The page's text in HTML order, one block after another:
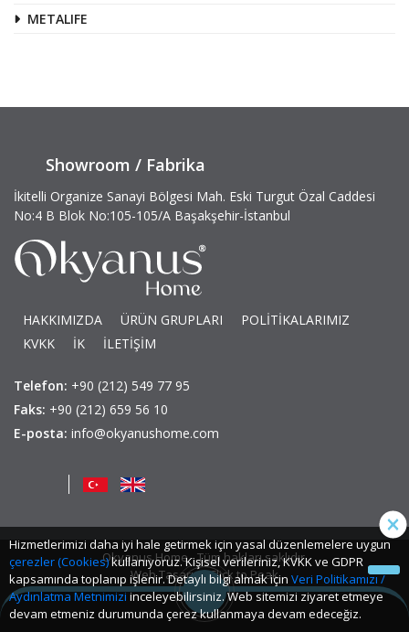
METALIFE
Showroom / Fabrika
İkitelli Organize Sanayi Bölgesi Mah. Eski Turgut Özal Caddesi
No:4 B Blok No:105-105/A Başakşehir-İstanbul
HAKKIMIZDA ÜRÜN GRUPLARI
POLİTİKALARIMIZ
KVKK
İK İLETİŞİM
Telefon: +90 (212) 549 77 95
Faks: +90 (212) 659 56 10
E-posta: info@okyanushome.com
Okyanus Home - Tüm hakları saklıdır.
Web Tasarım: Click to Peak
Hizmetlerimizi daha iyi hale getirmek için yasal düzenlemelere uygun
çerezler (Cookies)kullanıyoruz. Kişisel verileriniz, KVKK ve GDPR
kapsamında toplanıp işlenir. Detaylı bilgi almak için Veri Politikamızı /
Aydınlatma Metnimiziinceleyebilirsiniz. Web sitemizi ziyaret etmeye
devam etmeniz durumunda çerez kullanmaya devam edeceğiz.